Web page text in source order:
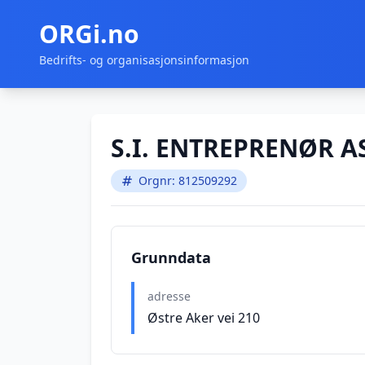
ORGi.no
Bedrifts- og organisasjonsinformasjon
S.I. ENTREPRENØR
Orgnr: 812509292
Grunndata
adresse
Østre Aker vei 210